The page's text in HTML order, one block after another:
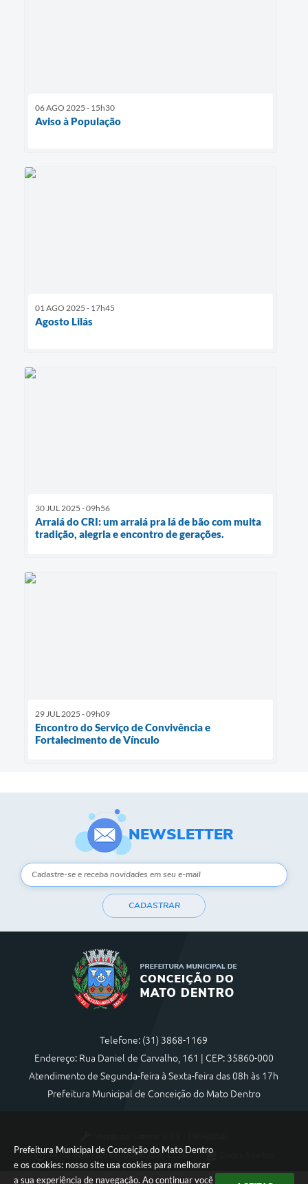
Prefeitura Municipal de Conceição do Mato Dentro
e os cookies: nosso site usa cookies para melhorar
a sua experiência de navegação. Ao continuar você
06 AGO 2025 - 15h30
Aviso à População
01 AGO 2025 - 17h45
Agosto Lilás
30 JUL 2025 - 09h56
Arraiá do CRI: um arraiá pra lá de bão com muita
tradição, alegria e encontro de gerações.
29 JUL 2025 - 09h09
Encontro do Serviço de Convivência e
Fortalecimento de Vínculo
NEWSLETTER
CADASTRAR
Telefone: (31) 3868-1169
Endereço: Rua Daniel de Carvalho, 161 | CEP: 35860-000
Atendimento de Segunda-feira à Sexta-feira das 08h às 17h
Prefeitura Municipal de Conceição do Mato Dentro
Portal atualizado em:06/08/2026 17:20